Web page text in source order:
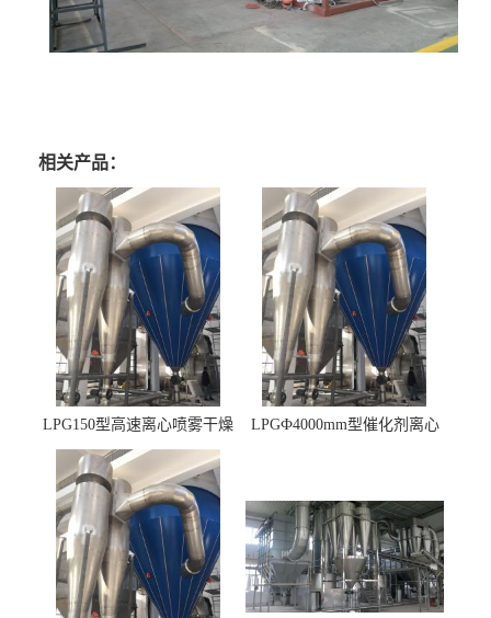
相关产品：
LPG150型高速离心喷雾干燥
机 φ2.85m
LPGФ4000mm型催化剂离心